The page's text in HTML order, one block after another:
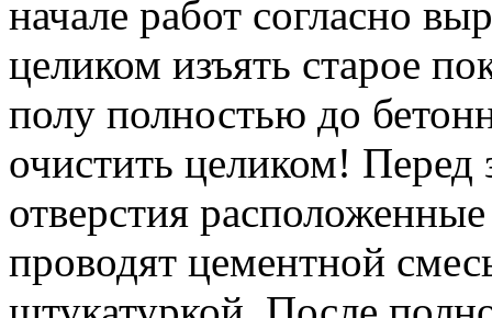
начале работ согласно
целиком изъять старое
полу полностью до
очистить целиком! Перед
отверстия
проводят цементной